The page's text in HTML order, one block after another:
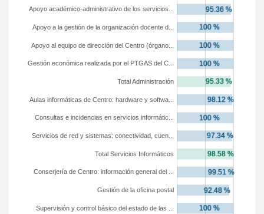
Supervisión y control básico del estado de las ...
Gestión de la oficina postal
Conserjería de Centro: información general del ...
Total Servicios Informáticos
Servicios de red y sistemas: conectividad, cuen...
Consultas e incidencias en servicios informátic...
Aulas informáticas de Centro: hardware y softwa...
Total Administración
Gestión económica realizada por el PTGAS del C...
Apoyo al equipo de dirección del Centro (órgano...
Apoyo a la gestión de la organización docente d...
Apoyo académico-administrativo de los servicios...